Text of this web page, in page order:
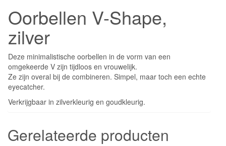
Oorbellen V-Shape,
zilver
Deze minimalistische oorbellen in de vorm van een
omgekeerde V zijn tijdloos en vrouwelijk.
Ze zijn overal bij de combineren. Simpel, maar toch een echte
eyecatcher.
Verkrijgbaar in zilverkleurig en goudkleurig.
Gerelateerde producten